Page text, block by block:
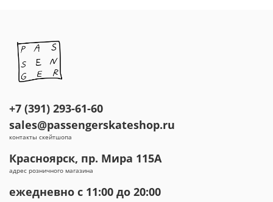
+7 (391) 293-61-60
sales@passengerskateshop.ru
контакты скейтшопа
Красноярск, пр. Мира 115А
адрес розничного магазина
ежедневно с 11:00 до 20:00